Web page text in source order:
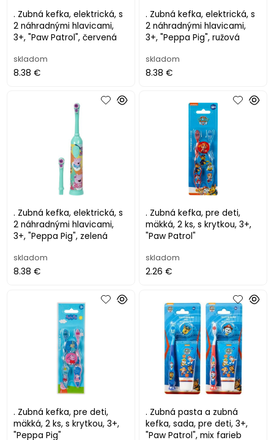
. Zubná kefka, elektrická, s
2 náhradnými hlavicami,
3+, "Paw Patrol", červená
skladom
8.38 €
. Zubná kefka, elektrická, s
2 náhradnými hlavicami,
3+, "Peppa Pig", ružová
skladom
8.38 €
. Zubná kefka, elektrická, s
2 náhradnými hlavicami,
3+, "Peppa Pig", zelená
skladom
8.38 €
. Zubná kefka, pre deti,
mäkká, 2 ks, s krytkou, 3+,
"Paw Patrol"
skladom
2.26 €
. Zubná kefka, pre deti,
mäkká, 2 ks, s krytkou, 3+,
"Peppa Pig"
. Zubná pasta a zubná
kefka, sada, pre deti, 3+,
"Paw Patrol", mix farieb